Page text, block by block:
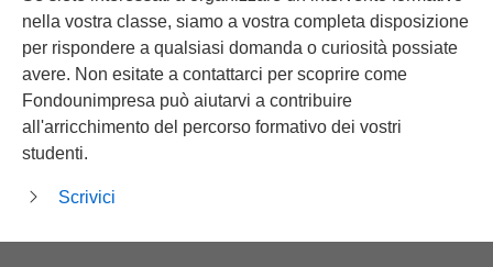
nella vostra classe, siamo a vostra completa disposizione
per rispondere a qualsiasi domanda o curiosità possiate
avere. Non esitate a contattarci per scoprire come
Fondounimpresa può aiutarvi a contribuire
all'arricchimento del percorso formativo dei vostri
studenti.
Scrivici